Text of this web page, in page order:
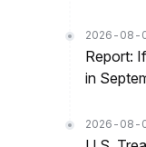
2026-08-
Report:
in
2026-08-